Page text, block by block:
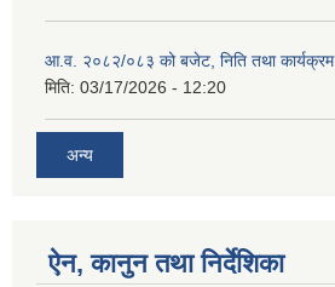
आ.व. २०८२/०८३ को बजेट, निति तथा कार्यक्रम
मिति: 03/17/2026 - 12:20
अन्य
ऐन, कानुन तथा निर्देशिका